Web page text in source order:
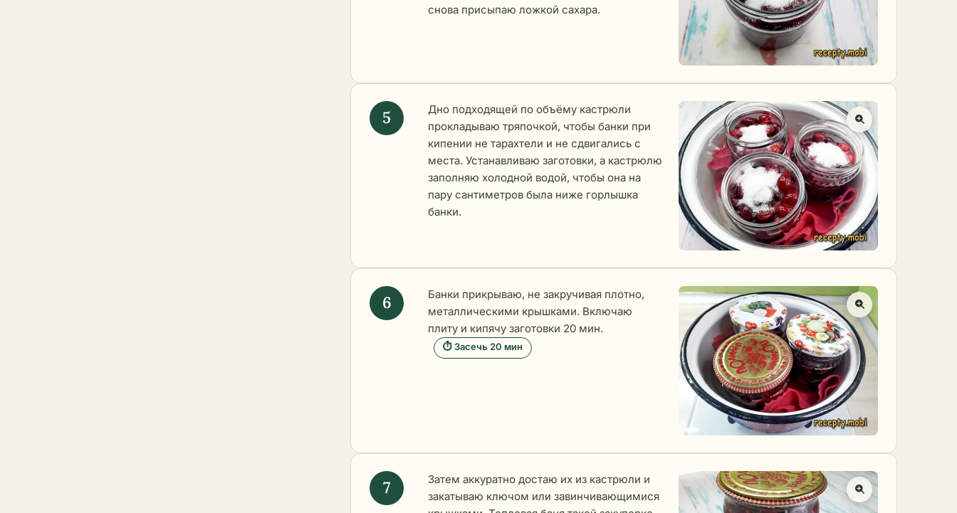
снова присыпаю ложкой сахара.
Дно подходящей по объёму кастрюли
прокладываю тряпочкой, чтобы банки при
кипении не тарахтели и не сдвигались с
места. Устанавливаю заготовки, а кастрюлю
заполняю холодной водой, чтобы она на
пару сантиметров была ниже горлышка
банки.
Банки прикрываю, не закручивая плотно,
металлическими крышками. Включаю
плиту и кипячу заготовки 20 мин.
⏱ Засечь 20 мин
Затем аккуратно достаю их из кастрюли и
закатываю ключом или завинчивающимися